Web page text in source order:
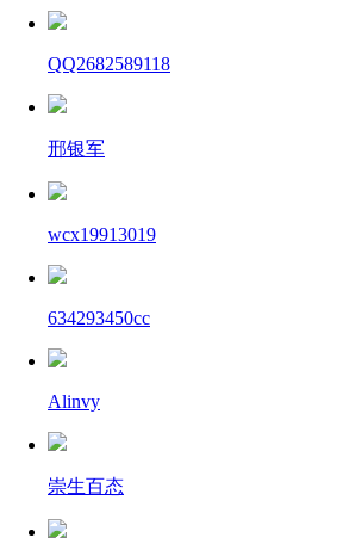
QQ2682589118
邢银军
wcx19913019
634293450cc
Alinvy
崇生百态